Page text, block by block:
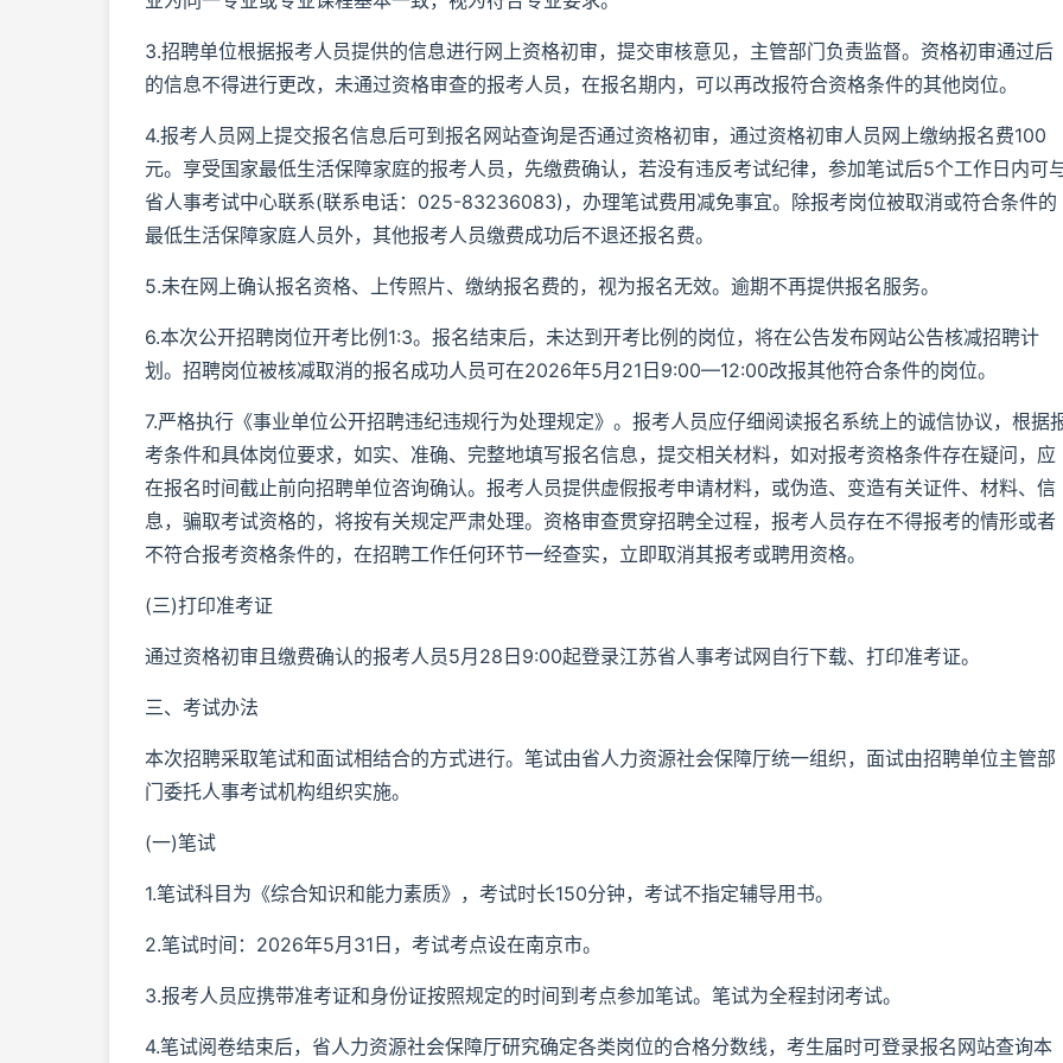
3.招聘单位根据报考人员提供的信息进行网上资格初审，提交审核意见，主管部门负责监督。资格初审通过后
的信息不得进行更改，未通过资格审查的报考人员，在报名期内，可以再改报符合资格条件的其他岗位。
4.报考人员网上提交报名信息后可到报名网站查询是否通过资格初审，通过资格初审人员网上缴纳报名费100
元。享受国家最低生活保障家庭的报考人员，先缴费确认，若没有违反考试纪律，参加笔试后5个工作日内可
省人事考试中心联系(联系电话：025-83236083)，办理笔试费用减免事宜。除报考岗位被取消或符合条件的
最低生活保障家庭人员外，其他报考人员缴费成功后不退还报名费。
5.未在网上确认报名资格、上传照片、缴纳报名费的，视为报名无效。逾期不再提供报名服务。
6.本次公开招聘岗位开考比例1:3。报名结束后，未达到开考比例的岗位，将在公告发布网站公告核减招聘计
划。招聘岗位被核减取消的报名成功人员可在2026年5月21日9:00—12:00改报其他符合条件的岗位。
7.严格执行《事业单位公开招聘违纪违规行为处理规定》。报考人员应仔细阅读报名系统上的诚信协议，根据
考条件和具体岗位要求，如实、准确、完整地填写报名信息，提交相关材料，如对报考资格条件存在疑问，应
在报名时间截止前向招聘单位咨询确认。报考人员提供虚假报考申请材料，或伪造、变造有关证件、材料、信
息，骗取考试资格的，将按有关规定严肃处理。资格审查贯穿招聘全过程，报考人员存在不得报考的情形或者
不符合报考资格条件的，在招聘工作任何环节一经查实，立即取消其报考或聘用资格。
(三)打印准考证
通过资格初审且缴费确认的报考人员5月28日9:00起登录江苏省人事考试网自行下载、打印准考证。
三、考试办法
本次招聘采取笔试和面试相结合的方式进行。笔试由省人力资源社会保障厅统一组织，面试由招聘单位主管部
门委托人事考试机构组织实施。
(一)笔试
1.笔试科目为《综合知识和能力素质》，考试时长150分钟，考试不指定辅导用书。
2.笔试时间：2026年5月31日，考试考点设在南京市。
3.报考人员应携带准考证和身份证按照规定的时间到考点参加笔试。笔试为全程封闭考试。
4.笔试阅卷结束后，省人力资源社会保障厅研究确定各类岗位的合格分数线，考生届时可登录报名网站查询本